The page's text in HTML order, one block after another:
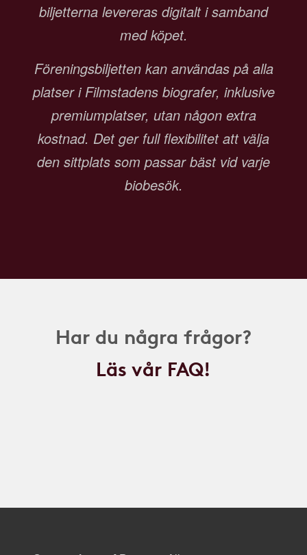
biljetterna levereras digitalt i samband
med köpet.
Föreningsbiljetten kan användas på alla
platser i Filmstadens biografer, inklusive
premiumplatser, utan någon extra
kostnad. Det ger full flexibilitet att välja
den sittplats som passar bäst vid varje
biobesök.
Har du några frågor?
Läs vår FAQ!